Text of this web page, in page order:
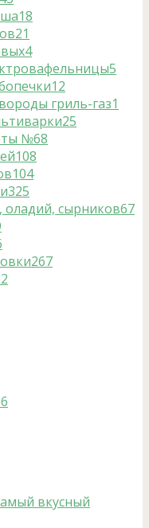
18
21
4
5
12
гриль-газ1
25
№68
108
104
325
сырников67
267
вкусный